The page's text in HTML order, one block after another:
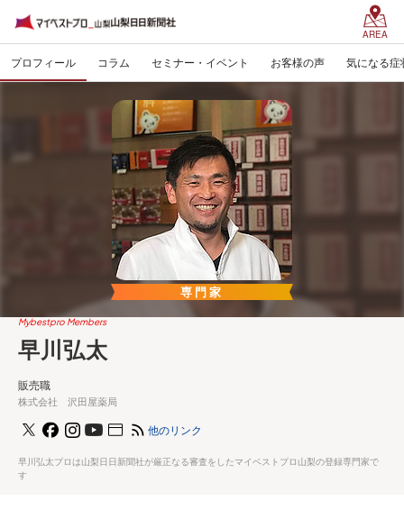
AREA
プロフィール コラム セミナー・イベント お客様の声 気になる症
専門家
Mybestpro Members
早川弘太
販売職
株式会社 沢田屋薬局
他のリンク
早川弘太プロは山梨日日新聞社が厳正なる審査をしたマイベストプロ山梨の登録専門家で
す